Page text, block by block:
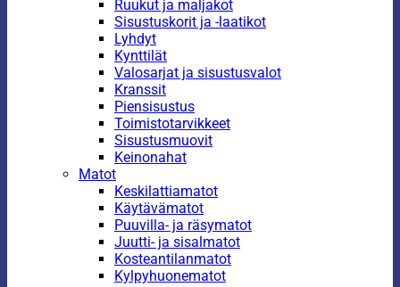
Ruukut ja maljakot
Sisustuskorit ja -laatikot
Lyhdyt
Kynttilät
Valosarjat ja sisustusvalot
Kranssit
Piensisustus
Toimistotarvikkeet
Sisustusmuovit
Keinonahat
Matot
Keskilattiamatot
Käytävämatot
Puuvilla- ja räsymatot
Juutti- ja sisalmatot
Kosteantilanmatot
Kylpyhuonematot